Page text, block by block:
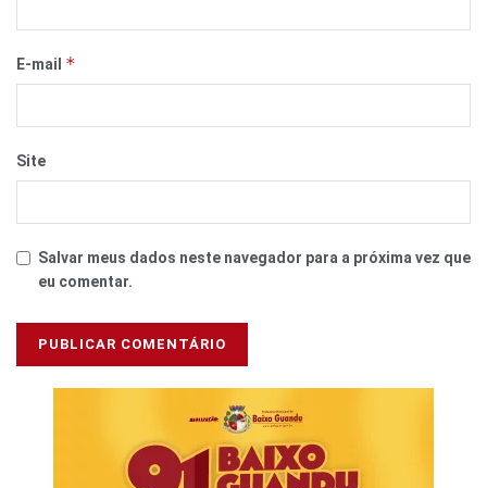
E-mail *
Site
Salvar meus dados neste navegador para a próxima vez que
eu comentar.